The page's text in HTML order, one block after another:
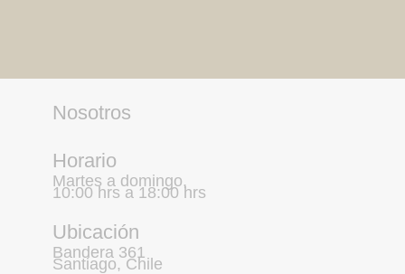
Nosotros
Horario
Martes a domingo,
10:00 hrs a 18:00 hrs
Ubicación
Bandera 361
Santiago, Chile